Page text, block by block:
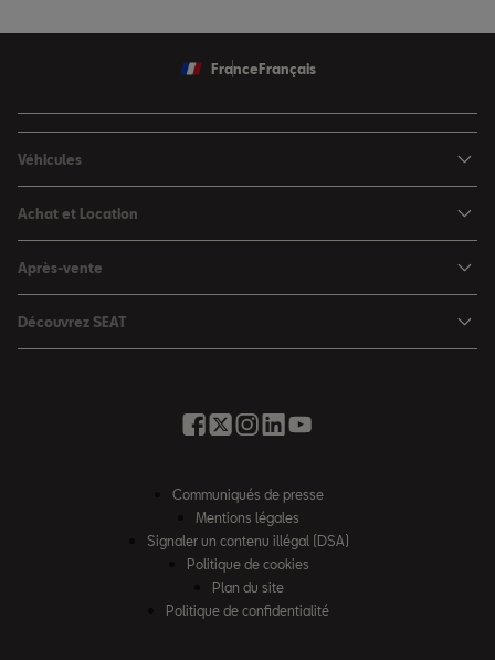
France Français
Véhicules
Nouvelle Arona
Leon 5 portes
Leon Sportstourer
Ateca
Achat et Location
Nos offres du moment
Nos SEAT neuves en stock
Après-vente
Services en ligne SEAT CONNECT
Rappel des airbags Takata
Contrat d'entretien SEAT
Nos offres entretien
Découvrez SEAT
Glossaire des termes auto
Règlement européen sur les données
Communiqués de presse
Mentions légales
Signaler un contenu illégal (DSA)
Politique de cookies
Plan du site
Politique de confidentialité